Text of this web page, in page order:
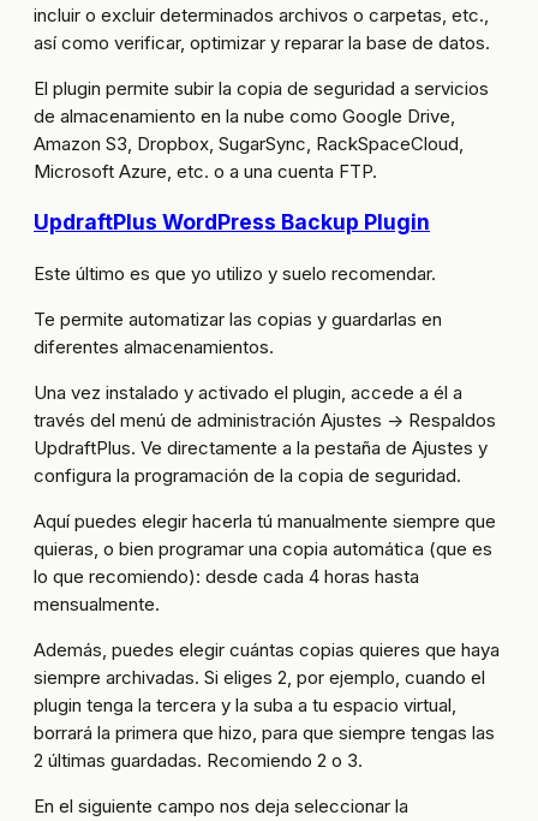
incluir o excluir determinados archivos o carpetas, etc.,
así como verificar, optimizar y reparar la base de datos.
El plugin permite subir la copia de seguridad a servicios
de almacenamiento en la nube como Google Drive,
Amazon S3, Dropbox, SugarSync, RackSpaceCloud,
Microsoft Azure, etc. o a una cuenta FTP.
UpdraftPlus WordPress Backup Plugin
Este último es que yo utilizo y suelo recomendar.
Te permite automatizar las copias y guardarlas en
diferentes almacenamientos.
Una vez instalado y activado el plugin, accede a él a
través del menú de administración Ajustes -> Respaldos
UpdraftPlus. Ve directamente a la pestaña de Ajustes y
configura la programación de la copia de seguridad.
Aquí puedes elegir hacerla tú manualmente siempre que
quieras, o bien programar una copia automática (que es
lo que recomiendo): desde cada 4 horas hasta
mensualmente.
Además, puedes elegir cuántas copias quieres que haya
siempre archivadas. Si eliges 2, por ejemplo, cuando el
plugin tenga la tercera y la suba a tu espacio virtual,
borrará la primera que hizo, para que siempre tengas las
2 últimas guardadas. Recomiendo 2 o 3.
En el siguiente campo nos deja seleccionar la